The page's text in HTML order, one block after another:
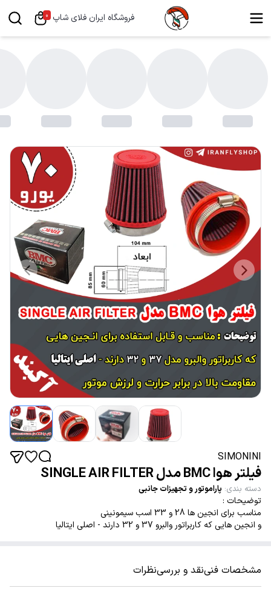
فروشگاه ایران فلای شاپ 0
SIMONINI
فیلتر هوا BMC مدل SINGLE AIR FILTER
دسته بندی: پاراموتور و تجهیزات جانبی
توضیحات :
مناسب برای انجین ها 28 و 33 اسب سیمونینی
و انجین هایی که کاربراتور والبرو 37 و 32 دارند - اصلی ایتالیا
مشخصات فنینقد و بررسینظرات